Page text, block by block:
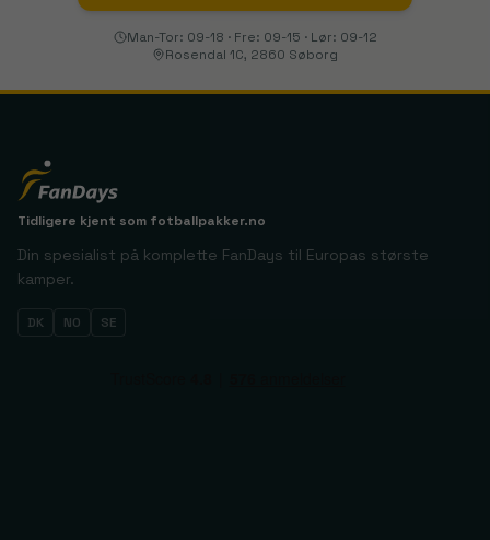
Man-Tor: 09-18 · Fre: 09-15 · Lør: 09-12
Rosendal 1C, 2860 Søborg
Tidligere kjent som fotballpakker.no
Din spesialist på komplette FanDays til Europas største
kamper.
DK NO SE